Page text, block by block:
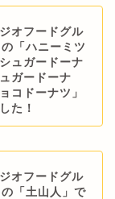
オフードグル
「ハニーミツ
ュガードーナ
ガードーナ
コドーナツ」
た！
オフードグル
「土山人」で